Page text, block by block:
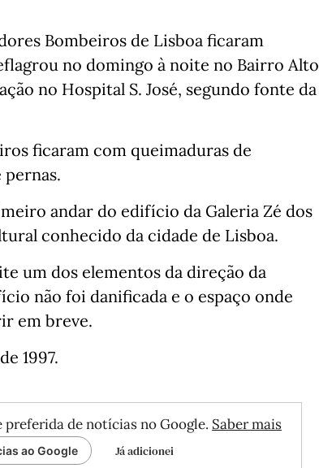
Bombeiros de Lisboa ficaram
no domingo à noite no Bairro Alto
no Hospital S. José, segundo fonte da
ficaram com queimaduras de
andar do edifício da Galeria Zé dos
conhecido da cidade de Lisboa.
um dos elementos da direção da
não foi danificada e o espaço onde
em breve.
1997.
de notícias no Google. Saber mais
ao Google Já adicionei